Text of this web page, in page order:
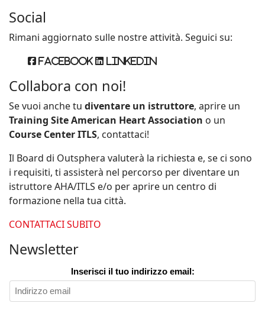
Social
Rimani aggiornato sulle nostre attività. Seguici su:
Facebook Linkedin
Collabora con noi!
Se vuoi anche tu diventare un istruttore, aprire un
Training Site American Heart Association o un
Course Center ITLS, contattaci!
Il Board di Outsphera valuterà la richiesta e, se ci sono
i requisiti, ti assisterà nel percorso per diventare un
istruttore AHA/ITLS e/o per aprire un centro di
formazione nella tua città.
CONTATTACI SUBITO
Newsletter
Inserisci il tuo indirizzo email: